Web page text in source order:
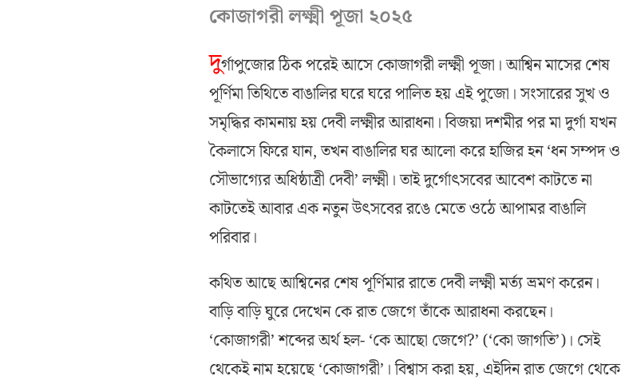
কোজাগরী লক্ষ্মী পূজা ২০২৫
দুর্গাপুজোর ঠিক পরেই আসে কোজাগরী লক্ষ্মী পূজা। আশ্বিন মাসের শেষ
পূর্ণিমা তিথিতে বাঙালির ঘরে ঘরে পালিত হয় এই পুজো। সংসারের সুখ ও
সমৃদ্ধির কামনায় হয় দেবী লক্ষ্মীর আরাধনা। বিজয়া দশমীর পর মা দুর্গা যখন
কৈলাসে ফিরে যান, তখন বাঙালির ঘর আলো করে হাজির হন ‘ধন সম্পদ ও
সৌভাগ্যের অধিষ্ঠাত্রী দেবী’ লক্ষ্মী। তাই দুর্গোৎসবের আবেশ কাটতে না
কাটতেই আবার এক নতুন উৎসবের রঙে মেতে ওঠে আপামর বাঙালি
পরিবার।
কথিত আছে আশ্বিনের শেষ পূর্ণিমার রাতে দেবী লক্ষ্মী মর্ত্য ভ্রমণ করেন।
বাড়ি বাড়ি ঘুরে দেখেন কে রাত জেগে তাঁকে আরাধনা করছেন।
‘কোজাগরী’ শব্দের অর্থ হল- ‘কে আছো জেগে?’ (‘কো জাগতি’)। সেই
থেকেই নাম হয়েছে ‘কোজাগরী’। বিশ্বাস করা হয়, এইদিন রাত জেগে থেকে